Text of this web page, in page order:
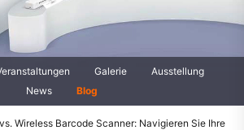
Galerie
Ausstellung
News
Blog
Wireless Barcode Scanner: Navigieren Sie Ihre